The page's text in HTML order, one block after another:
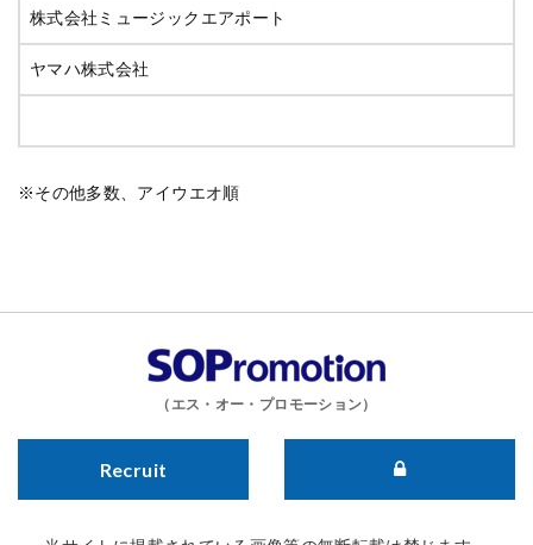
株式会社ミュージックエアポート
ヤマハ株式会社
※その他多数、アイウエオ順
（エス・オー・プロモーション）
Recruit